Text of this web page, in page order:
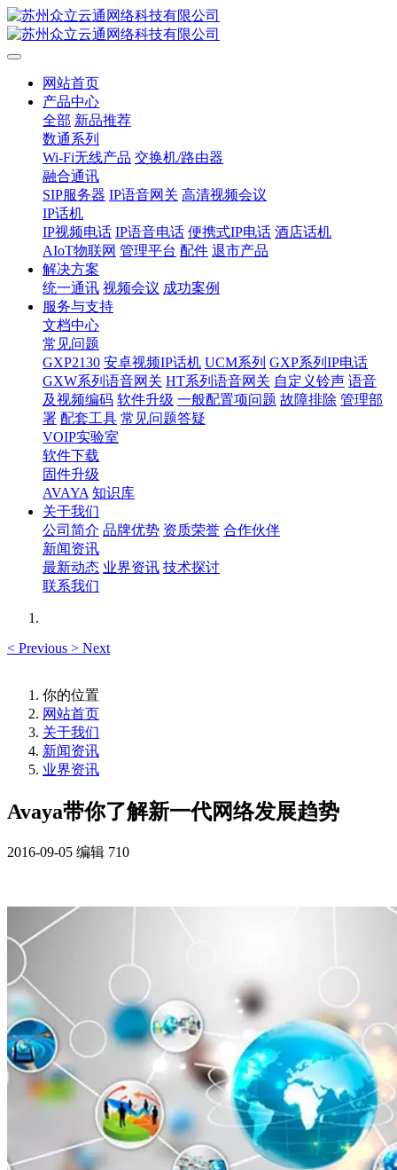
网站首页
产品中心
全部 新品推荐
数通系列
Wi-Fi无线产品 交换机/路由器
融合通讯
SIP服务器 IP语音网关 高清视频会议
IP话机
IP视频电话 IP语音电话 便携式IP电话 酒店话机
AIoT物联网 管理平台 配件 退市产品
解决方案
统一通讯 视频会议 成功案例
服务与支持
文档中心
常见问题
GXP2130 安卓视频IP话机 UCM系列 GXP系列IP电话
GXW系列语音网关 HT系列语音网关 自定义铃声 语音
及视频编码 软件升级 一般配置项问题 故障排除 管理部
署 配套工具 常见问题答疑
VOIP实验室
软件下载
固件升级
AVAYA 知识库
关于我们
公司简介 品牌优势 资质荣誉 合作伙伴
新闻资讯
最新动态 业界资讯 技术探讨
联系我们
< Previous > Next
你的位置
网站首页
关于我们
新闻资讯
业界资讯
Avaya带你了解新一代网络发展趋势
2016-09-05 编辑 710